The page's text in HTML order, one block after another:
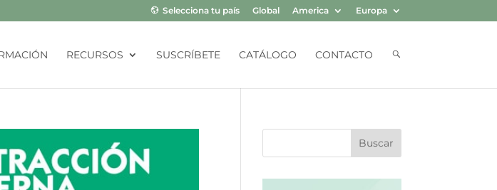
Selecciona tu país Global America Europa
RECURSOS SUSCRÍBETE CATÁLOGO CONTACTO